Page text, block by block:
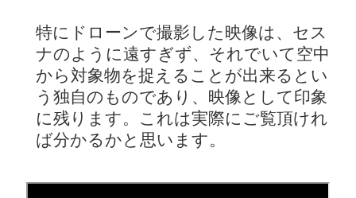
特にドローンで撮影した映像は、セス
ナのように遠すぎず、それでいて空中
から対象物を捉えることが出来るとい
う独自のものであり、映像として印象
に残ります。これは実際にご覧頂けれ
ば分かるかと思います。